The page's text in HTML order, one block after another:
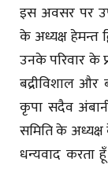
इस अवसर पर
के अध्यक्ष हेमन्त
उनके परिवार के
बद्रीविशाल और
कृपा सदैव
समिति के
धन्यवाद करता